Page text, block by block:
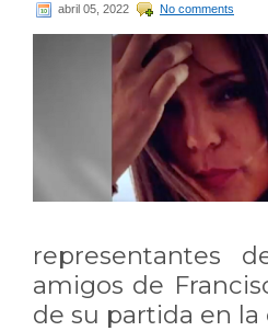
abril 05, 2022 No comments
representantes
amigos de
de su partida en